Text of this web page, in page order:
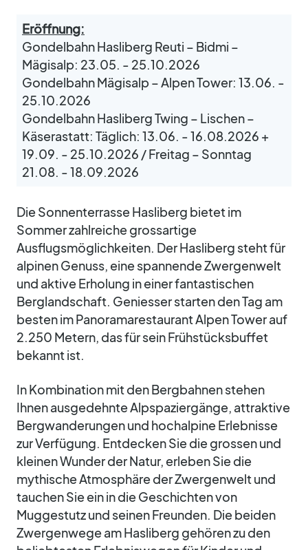
Eröffnung:
Gondelbahn Hasliberg Reuti – Bidmi –
Mägisalp: 23.05. - 25.10.2026
Gondelbahn Mägisalp – Alpen Tower: 13.06. -
25.10.2026
Gondelbahn Hasliberg Twing – Lischen –
Käserastatt: Täglich: 13.06. - 16.08.2026 +
19.09. - 25.10.2026 / Freitag – Sonntag
21.08. - 18.09.2026
Die Sonnenterrasse Hasliberg bietet im
Sommer zahlreiche grossartige
Ausflugsmöglichkeiten. Der Hasliberg steht für
alpinen Genuss, eine spannende Zwergenwelt
und aktive Erholung in einer fantastischen
Berglandschaft. Geniesser starten den Tag am
besten im Panoramarestaurant Alpen Tower auf
2.250 Metern, das für sein Frühstücksbuffet
bekannt ist.
In Kombination mit den Bergbahnen stehen
Ihnen ausgedehnte Alpspaziergänge, attraktive
Bergwanderungen und hochalpine Erlebnisse
zur Verfügung. Entdecken Sie die grossen und
kleinen Wunder der Natur, erleben Sie die
mythische Atmosphäre der Zwergenwelt und
tauchen Sie ein in die Geschichten von
Muggestutz und seinen Freunden. Die beiden
Zwergenwege am Hasliberg gehören zu den